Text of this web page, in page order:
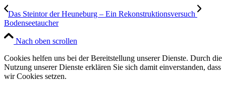
Das Steintor der Heuneburg – Ein Rekonstruktionsversuch
Bodenseetaucher
Nach oben scrollen
Cookies helfen uns bei der Bereitstellung unserer Dienste. Durch die
Nutzung unserer Dienste erklären Sie sich damit einverstanden, dass
wir Cookies setzen.